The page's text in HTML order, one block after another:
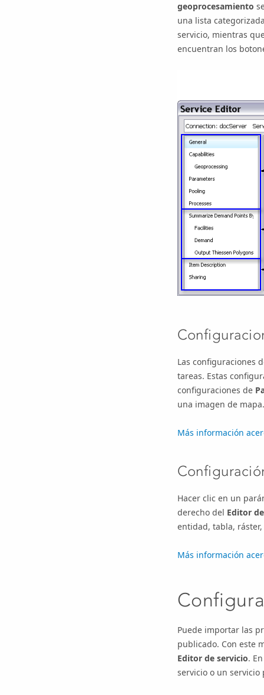
geoprocesamiento
una lista
servicio, mientras
encuentran los
Las configuraciones
tareas. Estas
configuraciones de
una imagen de mapa.
Más información
Hacer clic en un
derecho del Editor
entidad, tabla,
Más información
Puede importar las
publicado. Con este
Editor de servicio.
servicio o un